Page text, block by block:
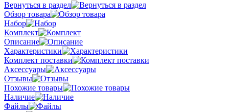
Вернуться в раздел
Обзор товара
Набор
Комплект
Описание
Характеристики
Комплект поставки
Аксессуары
Отзывы
Похожие товары
Наличие
Файлы